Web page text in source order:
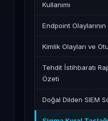
Kullanımı
Endpoint
Kimlik Olayları ve
Tehdit İstihbaratı
Özeti
Doğal Dilden SIEM